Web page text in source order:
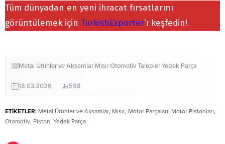
Tüm dünyadan en yeni ihracat fırsatlarını
görüntülemek için TurkishExporter‘ı keşfedin!
Metal Ürünler ve Aksamlar MısırOtomotivTaleplerYedek Parça
18.03.2026 598
ETİKETLER: Metal Ürünler ve Aksamlar, Mısır, Motor Parçaları, Motor Pistonları,
Otomotiv, Piston, Yedek Parça